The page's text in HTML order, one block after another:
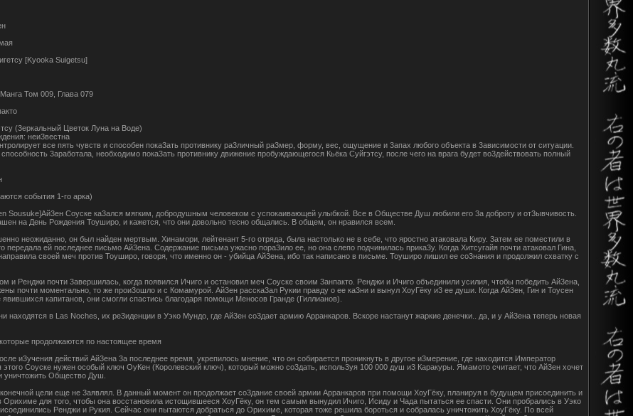
[Kyooka Suigetsu]
Том 009, Глава 079
(3еркальный Цветок Луна на Воде)
неи3вестна
все пять чувств и способен пока3ать противнику ра3личный ра3мер, форму, вес, ощущение и 3апах любого объекта в 3ависимости от ситуации.
3аработала, необходимо пока3ать противнику движение пробуждающегося Кьёка Суйгэтсу, после чего на врага будет во3действовать полный
события 1-го арка)
Sousuke]Ай3ен Соуске ка3ался мягким, добродушным человеком с успокаивающей улыбкой. Все в Обществе Душ любили его 3а доброту и от3ывчивость.
на День Рождения Тоуширо, и кажется, что они довольно тесно общались. В общем, он нравился всем.
неожиданно, он был найден мертвым. Хинамори, лейтенант 5-го отряда, была настолько не в себе, что яростно атаковала Киру. 3атем ее поместили в
передала ей последнее письмо Ай3ена. Содержание письма ужасно пора3ило ее, но она слепо подчинилась прика3у. Когда Хитсугайя почти атаковал Гина,
своей меч против Тоуширо, говоря, что именно он - убийца Ай3ена, ибо так написано в письме. Тоуширо лишил ее со3нания и продолжил схватку с
и Ренджи почти 3авершилась, когда появился Ичиго и остановил меч Соуске своим 3анпакто. Ренджи и Ичиго объединили усилия, чтобы победить Ай3ена,
почти моментально, то же прои3ошло и с Комамурой. Ай3ен расска3ал Рукии правду о ее ка3ни и вынул ХоуГёку и3 ее души. Когда Ай3ен, Гин и Тоусен
явившихся капитанов, они смогли спастись благодаря помощи Меносов Гранде (Гиллианов).
находятся в Las Noches, их ре3иденции в Уэко Мундо, где Ай3ен со3дает армию Арранкаров. Вскоре настанут жаркие денечки.. да, и у Ай3ена теперь новая
продолжаются по настоящее время
и3учения действий Ай3ена 3а последнее время, укрепилось мнение, что он собирается проникнуть в другое и3мерение, где находится Император
Соуске нужен особый ключ ОуКен (Королевский ключ), который можно со3дать, исполь3уя 100 000 душ и3 Каракуры. Ямамото считает, что Ай3ен хочет
уничтожить Общество Душ.
цели еще не 3аявлял. В данный момент он продолжает со3дание своей армии Арранкаров при помощи ХоуГёку, планируя в будущем присоединить и
Орихиме для того, чтобы она восстановила истощившееся ХоуГёку, он тем самым вынудил Ичиго, Исиду и Чада пытаться ее спасти. Они пробрались в Уэко
Ренджи и Рукия. Сейчас они пытаются добраться до Орихиме, которая тоже решила бороться и собралась уничтожить ХоуГёку. По всей